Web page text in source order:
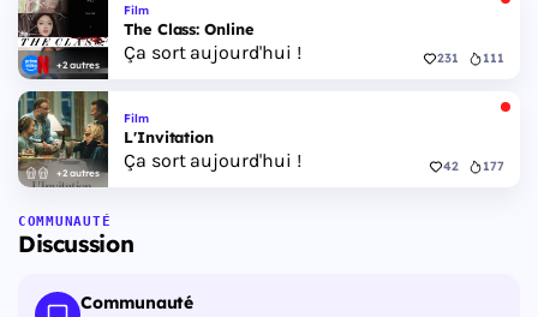
+2 autres
Film
The Class: Online
Ça sort aujourd'hui ! 231 111
+2 autres
Film
L'Invitation
Ça sort aujourd'hui ! 42 177
COMMUNAUTÉ
Discussion
Communauté